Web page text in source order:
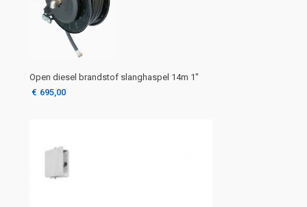
Open diesel brandstof slanghaspel 14m 1″
€ 695,00